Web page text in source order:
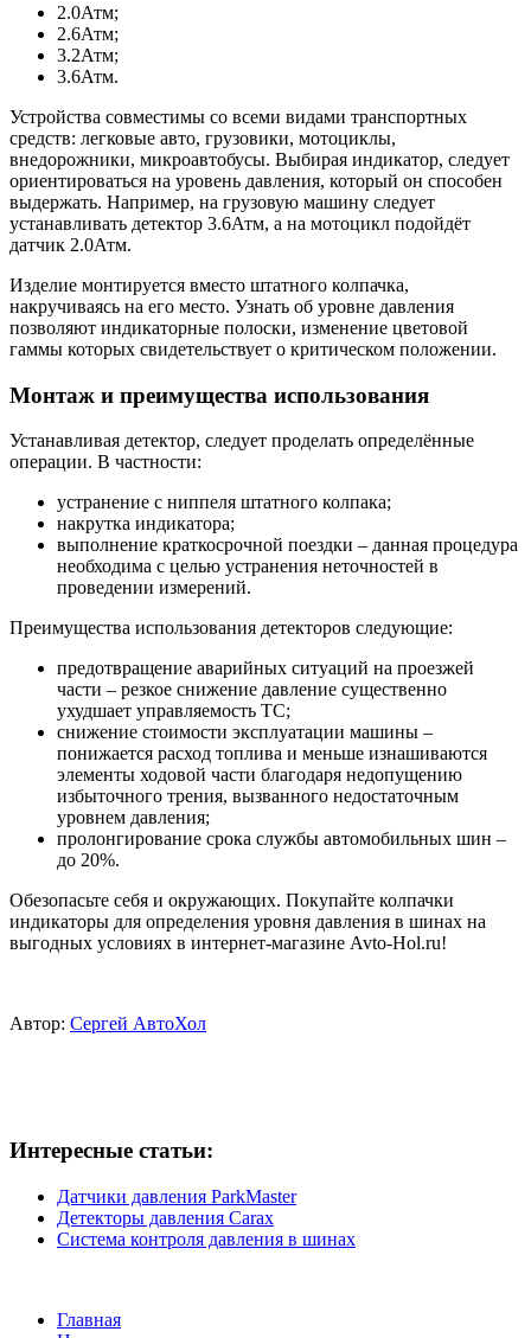
2.0Атм;
2.6Атм;
3.2Атм;
3.6Атм.
Устройства совместимы со всеми видами транспортных
средств: легковые авто, грузовики, мотоциклы,
внедорожники, микроавтобусы. Выбирая индикатор, следует
ориентироваться на уровень давления, который он способен
выдержать. Например, на грузовую машину следует
устанавливать детектор 3.6Атм, а на мотоцикл подойдёт
датчик 2.0Атм.
Изделие монтируется вместо штатного колпачка,
накручиваясь на его место. Узнать об уровне давления
позволяют индикаторные полоски, изменение цветовой
гаммы которых свидетельствует о критическом положении.
Монтаж и преимущества использования
Устанавливая детектор, следует проделать определённые
операции. В частности:
устранение с ниппеля штатного колпака;
накрутка индикатора;
выполнение краткосрочной поездки – данная процедура
необходима с целью устранения неточностей в
проведении измерений.
Преимущества использования детекторов следующие:
предотвращение аварийных ситуаций на проезжей
части – резкое снижение давление существенно
ухудшает управляемость ТС;
снижение стоимости эксплуатации машины –
понижается расход топлива и меньше изнашиваются
элементы ходовой части благодаря недопущению
избыточного трения, вызванного недостаточным
уровнем давления;
пролонгирование срока службы автомобильных шин –
до 20%.
Обезопасьте себя и окружающих. Покупайте колпачки
индикаторы для определения уровня давления в шинах на
выгодных условиях в интернет-магазине Avto-Hol.ru!
Автор: Сергей АвтоХол
Интересные статьи:
Датчики давления ParkMaster
Детекторы давления Carax
Система контроля давления в шинах
Главная